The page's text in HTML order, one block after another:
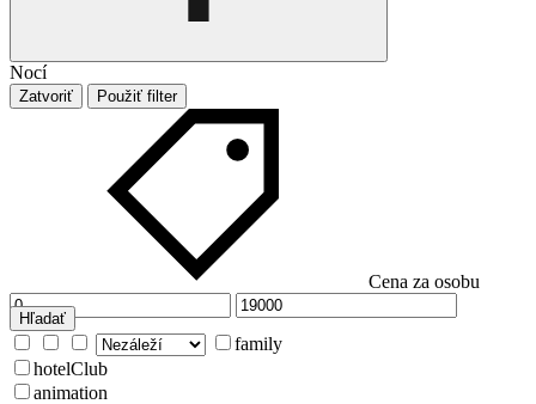
Nocí
Zatvoriť Použiť filter
Cena za osobu
Hľadať
family
hotelClub
animation